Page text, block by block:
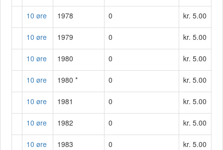
10 øre 1978 0 kr. 5.00
10 øre 1979 0 kr. 5.00
10 øre 1980 0 kr. 5.00
10 øre 1980 * 0 kr. 5.00
10 øre 1981 0 kr. 5.00
10 øre 1982 0 kr. 5.00
10 øre 1983 0 kr. 5.00